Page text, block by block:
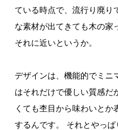
ている時点で、流行り廃り
な素材が出てきても木の家
それに近いというか。
デザインは、機能的でミニ
はそれだけで優しい質感だ
くても杢目から味わいと
するんです。 それとやっ